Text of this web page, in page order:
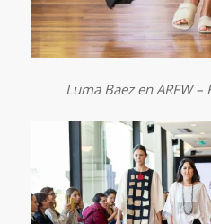
Luma Baez en ARFW